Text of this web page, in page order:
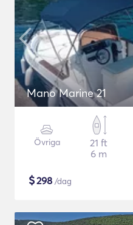
Mano Marine 21
Övriga
21 ft
6 m
$298 /dag